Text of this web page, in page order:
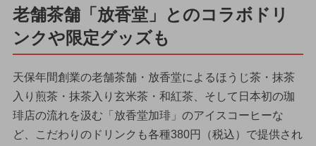
老舗茶舗「放香堂」とのコラボドリ
ンクや限定グッズも
天保年間創業の老舗茶舗・放香堂によるほうじ茶・抹茶
入り煎茶・抹茶入り玄米茶・和紅茶、そして日本初の珈
琲店の流れを汲む「放香堂加琲」のアイスコーヒーな
ど、こだわりのドリンクも各種380円（税込）で提供され